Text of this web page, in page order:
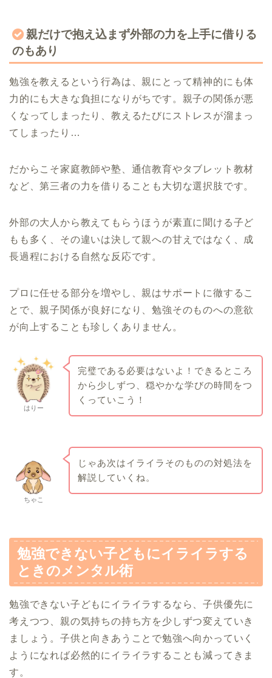
親だけで抱え込まず外部の力を上手に借りる
のもあり
勉強を教えるという行為は、親にとって精神的にも体
力的にも大きな負担になりがちです。親子の関係が悪
くなってしまったり、教えるたびにストレスが溜まっ
てしまったり…
だからこそ家庭教師や塾、通信教育やタブレット教材
など、第三者の力を借りることも大切な選択肢です。
外部の大人から教えてもらうほうが素直に聞ける子ど
もも多く、その違いは決して親への甘えではなく、成
長過程における自然な反応です。
プロに任せる部分を増やし、親はサポートに徹するこ
とで、親子関係が良好になり、勉強そのものへの意欲
が向上することも珍しくありません。
はりー
完璧である必要はないよ！できるところ
から少しずつ、穏やかな学びの時間をつ
くっていこう！
ちゃこ
じゃあ次はイライラそのものの対処法を
解説していくね。
勉強できない子どもにイライラする
ときのメンタル術
勉強できない子どもにイライラするなら、子供優先に
考えつつ、親の気持ちの持ち方を少しずつ変えていき
ましょう。子供と向きあうことで勉強へ向かっていく
ようになれば必然的にイライラすることも減ってきま
す。